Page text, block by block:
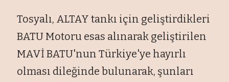
Tosyalı, ALTAY tankı için geliştirdikleri
BATU Motoru esas alınarak geliştirilen
MAVİ BATU'nun Türkiye'ye hayırlı
olması dileğinde bulunarak, şunları